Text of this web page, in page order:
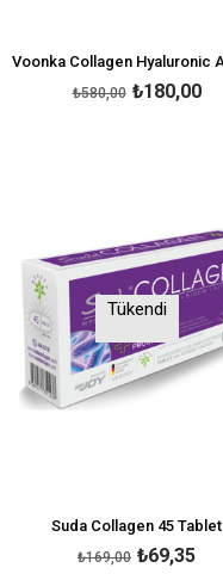
₺180,00
₺580,00
Tükendi
Suda Collagen 45 Tablet
₺69,35
₺169,00